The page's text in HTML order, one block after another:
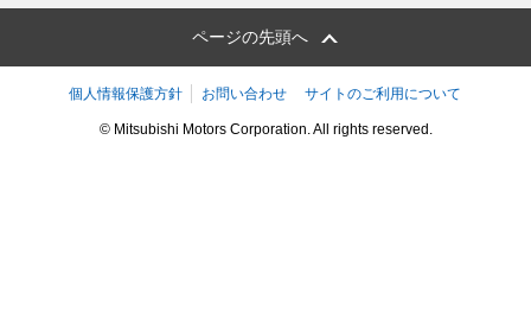
ページの先頭へ
個人情報保護方針 お問い合わせ サイトのご利用について
© Mitsubishi Motors Corporation. All rights reserved.